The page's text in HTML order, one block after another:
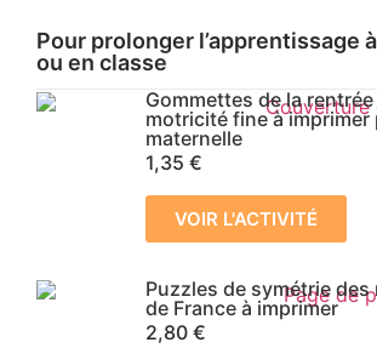
Pour prolonger l’apprentissage
ou en classe
Gommettes de la
motricité fine à imprimer
maternelle
1,35 €
VOIR L'ACTIVITÉ
Puzzles de symétrie
de France à imprimer
2,80 €